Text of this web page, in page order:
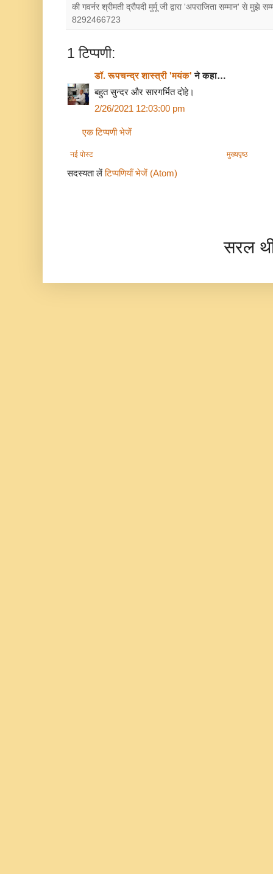
की गवर्नर श्रीमती द्रौपदी मुर्मू जी द्वारा 'अपराजिता सम्मान' से
8292466723
1 टिप्पणी:
डॉ. रूपचन्द्र शास्त्री 'मयंक' ने कहा…
बहुत सुन्दर और सारगर्भित दोहे।
2/26/2021 12:03:00 pm
एक टिप्पणी भेजें
नई पोस्ट मुख्यपृष्ठ
सदस्यता लेंटिप्पणियाँ भेजें (Atom)
सरल